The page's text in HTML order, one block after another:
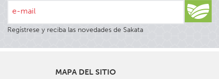
e-mail
Regístrese y reciba las novedades de Sakata
MAPA DEL SITIO